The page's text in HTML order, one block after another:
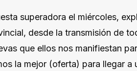
superadora el miércoles,
desde la transmisión de
que ellos nos manifiestan
la mejor (oferta) para llegar